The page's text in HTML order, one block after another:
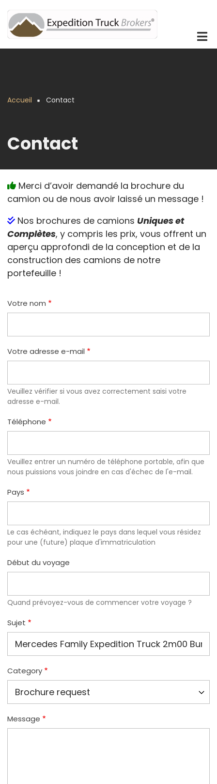
au
contenu
principal
Accueil Contact
Contact
Merci d’avoir demandé la brochure du
camion ou de nous avoir laissé un message !
Nos brochures de camions Uniques et
Complètes, y compris les prix, vous offrent un
aperçu approfondi de la conception et de la
construction des camions de notre
portefeuille !
Votre nom
Votre adresse e-mail
Veuillez vérifier si vous avez correctement saisi votre
adresse e-mail.
Téléphone
Veuillez entrer un numéro de téléphone portable, afin que
nous puissions vous joindre en cas d'échec de l'e-mail.
Pays
Le cas échéant, indiquez le pays dans lequel vous résidez
pour une (future) plaque d'immatriculation
Début du voyage
Quand prévoyez-vous de commencer votre voyage ?
Sujet
Category
Message